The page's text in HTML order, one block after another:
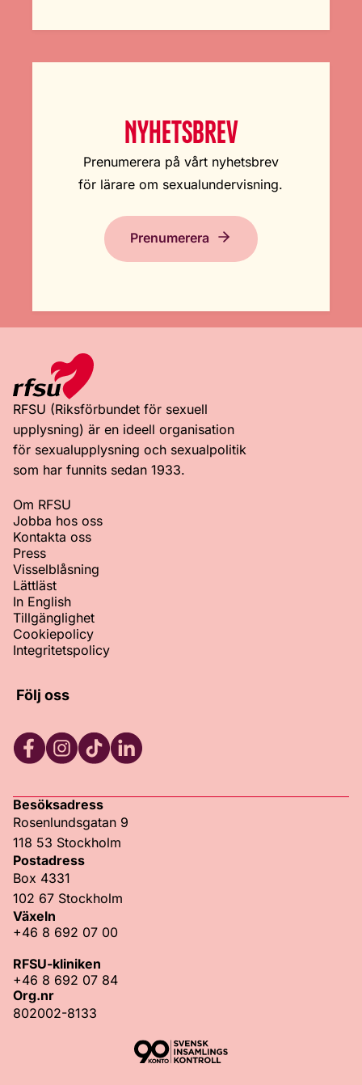
NYHETSBREV
Prenumerera på vårt nyhetsbrev
för lärare om sexualundervisning.
Prenumerera
RFSU (Riksförbundet för sexuell
upplysning) är en ideell organisation
för sexualupplysning och sexualpolitik
som har funnits sedan 1933.
Om RFSU
Jobba hos oss
Kontakta oss
Press
Visselblåsning
Lättläst
In English
Tillgänglighet
Cookiepolicy
Integritetspolicy
Följ oss
Besöksadress
Rosenlundsgatan 9
118 53 Stockholm
Postadress
Box 4331
102 67 Stockholm
Växeln
+46 8 692 07 00
RFSU-kliniken
+46 8 692 07 84
Org.nr
802002-8133